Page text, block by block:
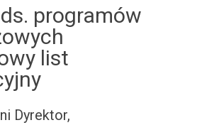
programów
list
Dyrektor,